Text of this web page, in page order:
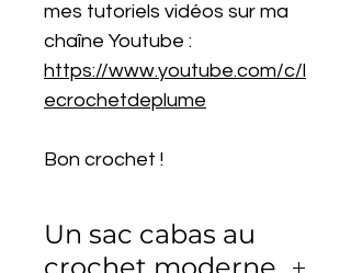
mes tutoriels vidéos sur ma
chaîne Youtube :
https://www.youtube.com/c/l
ecrochetdeplume
Bon crochet !
Un sac cabas au